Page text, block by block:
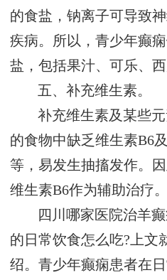
的食盐，钠离子可导致
疾病。所以，青少年癫
盐，包括果汁、可乐、西
五、补充维生素。
补充维生素及某些
的食物中缺乏维生素B6
等，易发生抽搐发作。
维生素B6作为辅助治疗。
四川哪家医院治羊
的日常饮食怎么吃?上文
绍。青少年癫痫患者在